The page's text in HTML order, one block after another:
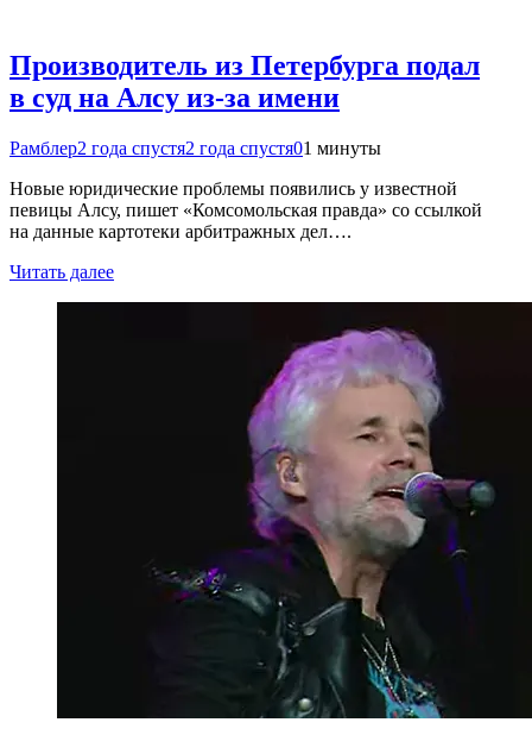
Производитель из Петербурга подал
в суд на Алсу из-за имени
Рамблер2 года спустя2 года спустя01 минуты
Новые юридические проблемы появились у известной
певицы Алсу, пишет «Комсомольская правда» со ссылкой
на данные картотеки арбитражных дел….
Читать далее